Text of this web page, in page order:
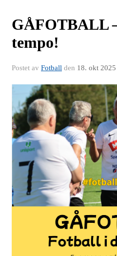
GÅFOTBALL
tempo!
Postet av Fotball den 18. okt 2025